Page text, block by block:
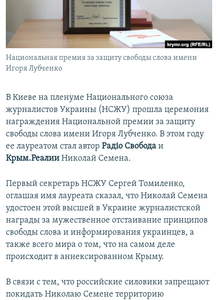
ПОБЕДИТЕЛЕЙ НЕ СУДЯТ?
КРЫМ.НЕПОКОРЕННЫЙ
УКРАИНСКАЯ ПРОБЛЕМА КРЫМА
Все сайты RFE/RL
Национальная премия за защиту свободы слова имени
Игоря Лубченко
В Киеве на пленуме Национального союза
журналистов Украины (НСЖУ) прошла церемония
награждения Национальной премии за защиту
свободы слова имени Игоря Лубченко. В этом году
ее лауреатом стал автор Радіо Свобода и
Крым.Реалии Николай Семена.
Первый секретарь НСЖУ Сергей Томиленко,
оглашая имя лауреата сказал, что Николай Семена
удостоен этой высшей в Украине журналистской
награды за мужественное отстаивание принципов
свободы слова и информирования украинцев, а
также всего мира о том, что на самом деле
происходит в аннексированном Крыму.
В связи с тем, что российские силовики запрещают
покидать Николаю Семене территорию